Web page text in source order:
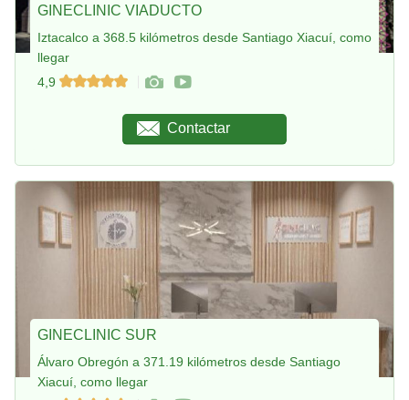
GINECLINIC VIADUCTO
Iztacalco a 368.5 kilómetros desde Santiago Xiacuí, como
llegar
4,9
Contactar
GINECLINIC SUR
Álvaro Obregón a 371.19 kilómetros desde Santiago
Xiacuí, como llegar